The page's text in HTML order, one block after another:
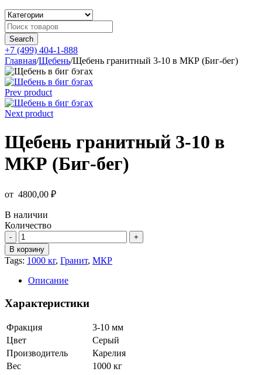
+7 (499) 404-1-888
Главная/Щебень/Щебень гранитный 3-10 в МКР (Биг-бег)
Prev product
Next product
Щебень гранитный 3-10 в
МКР (Биг-бег)
от 4800,00 ₽
В наличии
Количество
Количество
товара
Щебень
гранитный
3-
МКР
бег)
В корзину
Tags: 1000 кг, Гранит, МКР
Описание
Характеристики
Фракция
3-10 мм
Цвет
Серый
Производитель
Карелия
Вес
1000 кг